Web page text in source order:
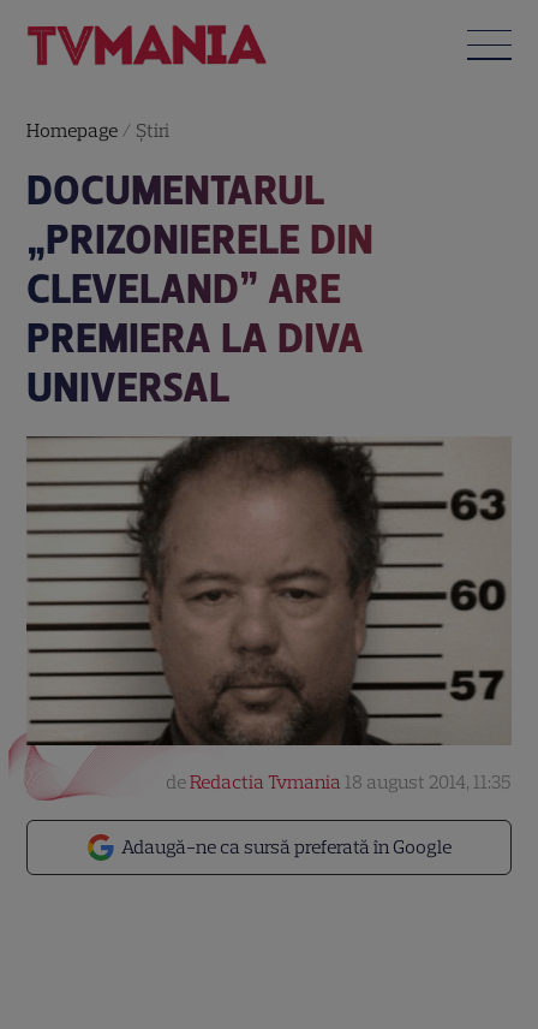
Homepage / Știri
DOCUMENTARUL
„PRIZONIERELE DIN
CLEVELAND” ARE
PREMIERA LA DIVA
UNIVERSAL
Adaugă-ne ca sursă preferată în Google
deRedactia Tvmania 18 august 2014, 11:35